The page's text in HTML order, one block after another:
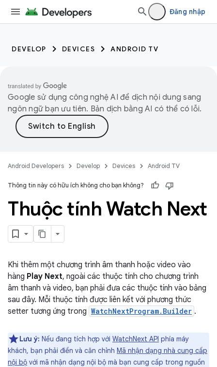
Đăng nhập
DEVELOP DEVICES ANDROID TV
Google sử dụng công nghệ AI để dịch nội dung sang
ngôn ngữ bạn ưu tiên. Bản dịch bằng AI có thể có lỗi.
Android Developers Develop Devices Android TV
Thông tin này có hữu ích không cho bạn không?
Thuộc tính Watch Next
Khi thêm một chương trình âm thanh hoặc video vào
hàng Play Next, ngoài các thuộc tính cho chương trình
âm thanh và video, bạn phải đưa các thuộc tính vào bảng
sau đây. Mỗi thuộc tính được liên kết với phương thức
setter tương ứng trong WatchNextProgram.Builder .
Lưu ý: Nếu đang tích hợp với WatchNext API phía máy
khách, bạn phải điền và căn chỉnh Mã nhận dạng nhà cung cấp
nội bộ với mã nhận dạng nội bộ mà bạn cung cấp trong nguồn